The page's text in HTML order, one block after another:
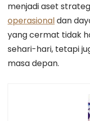
menjadi aset
operasionaldan
yang cermat tidak
sehari-hari, tetapi
masa depan.